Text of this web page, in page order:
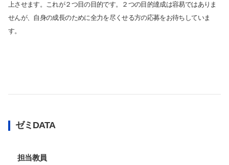
上させます。これが２つ目の目的です。２つの目的達成は容易ではありま
せんが、自身の成長のために全力を尽くせる方の応募をお待ちしていま
す。
ゼミDATA
担当教員